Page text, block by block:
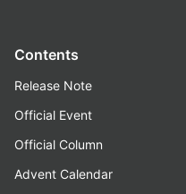
Contents
Release Note
Official Event
Official Column
Advent Calendar